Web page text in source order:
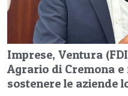
Imprese, Ventura
Agrario di Cremona
sostenere le aziende